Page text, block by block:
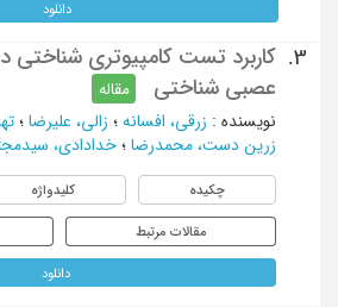
دانلود
3.
کاربرد تست کامپیوتری شناختی
عصبی شناختی
مقاله
نویسنده : زرقی، افسانه ؛ زالی، علیرضا ؛
زرین دست، محمدرضا ؛ خدادادی،
چکیده کلیدواژه
مقالات مرتبط
دانلود